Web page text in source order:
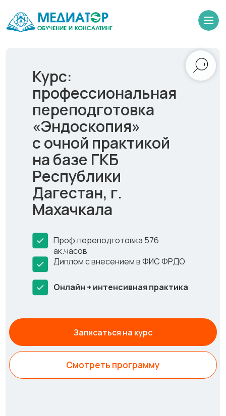
Курс:
профессиональная
переподготовка
«Эндоскопия»
с очной практикой
на базе ГКБ
Республики
Дагестан, г.
Махачкала
Записаться на курс
Смотреть программу
Диплом с внесением в ФИС ФРДО
Проф.переподготовка 576
ак.часов
Онлайн + интенсивная практика